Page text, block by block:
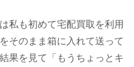
私も初めて宅配買取を利用
そのまま箱に入れて送って
果を見て「もうちょっとキ